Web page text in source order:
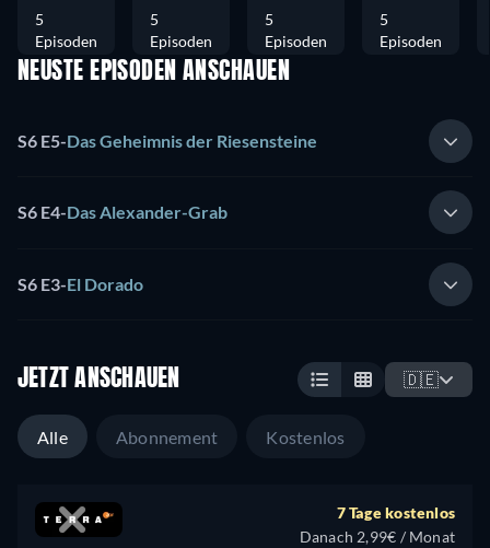
5
Episoden
5
Episoden
5
Episoden
5
Episoden
NEUSTE EPISODEN ANSCHAUEN
S6 E5-Das Geheimnis der Riesensteine
S6 E4-Das Alexander-Grab
S6 E3-El Dorado
JETZT ANSCHAUEN 🇩🇪
Alle Abonnement Kostenlos
7 Tage kostenlos
Danach 2,99€ / Monat